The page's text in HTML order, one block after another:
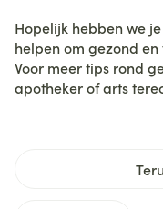
Hopelijk hebben we
helpen om gezond
Voor meer tips rond
apotheker of arts